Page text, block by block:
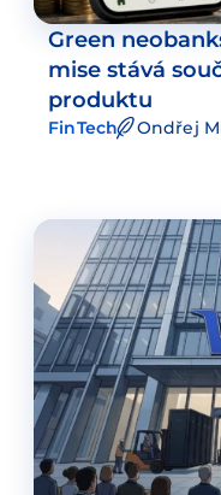
Green
mise stává
produktu
FinTech Ondřej